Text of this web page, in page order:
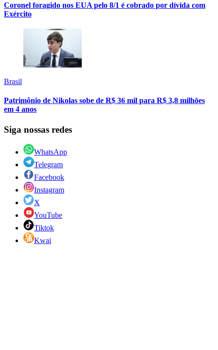
Coronel foragido nos EUA pelo 8/1 é cobrado por dívida com
Exército
Brasil
Patrimônio de Nikolas sobe de R$ 36 mil para R$ 3,8 milhões
em 4 anos
Siga nossas redes
WhatsApp
Telegram
Facebook
Instagram
X
YouTube
Tiktok
Kwai